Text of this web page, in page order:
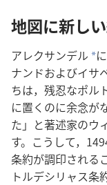
地図​に​新し
アレクサンデル​ *
ナンド​および​イサ
ち​は，残忍​な​ポル
に​置く​の​に​余念​が​
た」と​著述​家​の​ウ
す。こう​し​て，
条約​が​調印​さ​れる​
トルデシリャス​条